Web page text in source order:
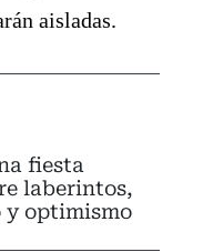
aisladas.
fiesta
laberintos,
y optimismo